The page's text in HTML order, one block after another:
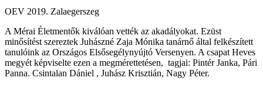
OEV 2019. Zalaegerszeg
A Mérai Életmentők kiválóan vették az akadályokat. Ezüst
minősítést szereztek Juhászné Zaja Mónika tanárnő által felkészített
tanulóink az Országos Elsősegélynyújtó Versenyen. A csapat Heves
megyét képviselte ezen a megmérettetésen, tagjai: Pintér Janka, Pári
Panna. Csintalan Dániel , Juhász Krisztián, Nagy Péter.